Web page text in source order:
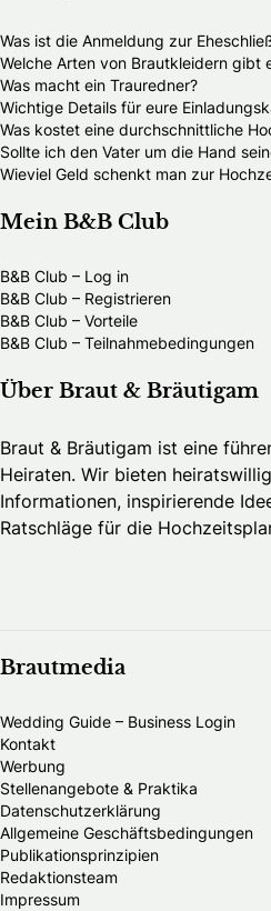
Was ist die Anmeldung zur
Welche Arten von Brautkleidern gibt
Was macht ein Trauredner?
Wichtige Details für eure
Was kostet eine durchschnittliche
Sollte ich den Vater um die Hand
Wieviel Geld schenkt man zur
Mein B&B Club
B&B Club – Log in
B&B Club – Registrieren
B&B Club – Vorteile
B&B Club – Teilnahmebedingungen
Über Braut & Bräutigam
Braut & Bräutigam ist eine
Heiraten. Wir bieten
Informationen, inspirierende
Ratschläge für die
Brautmedia
Wedding Guide – Business Login
Kontakt
Werbung
Stellenangebote & Praktika
Datenschutzerklärung
Allgemeine Geschäftsbedingungen
Publikationsprinzipien
Redaktionsteam
Impressum